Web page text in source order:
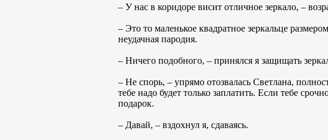
– У нас в коридоре висит отличное зеркало, –
– Это то маленькое квадратное зеркальце
неудачная пародия.
– Ничего подобного, – принялся я защищать
– Не спорь, – упрямо отозвалась Светлана,
тебе надо будет только заплатить. Если тебе
подарок.
– Давай, – вздохнул я, сдаваясь.